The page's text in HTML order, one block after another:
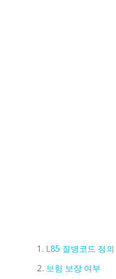
L85 질병코드 정의
보험 보장 여부